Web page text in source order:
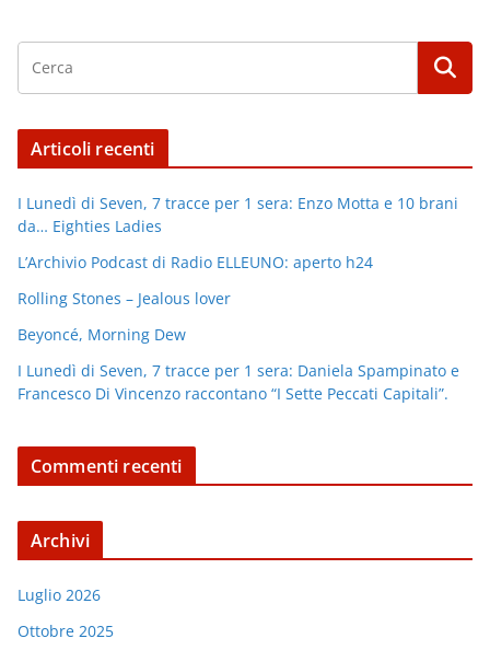
Articoli recenti
I Lunedì di Seven, 7 tracce per 1 sera: Enzo Motta e 10 brani
da… Eighties Ladies
L’Archivio Podcast di Radio ELLEUNO: aperto h24
Rolling Stones – Jealous lover
Beyoncé, Morning Dew
I Lunedì di Seven, 7 tracce per 1 sera: Daniela Spampinato e
Francesco Di Vincenzo raccontano “I Sette Peccati Capitali”.
Commenti recenti
Archivi
Luglio 2026
Ottobre 2025